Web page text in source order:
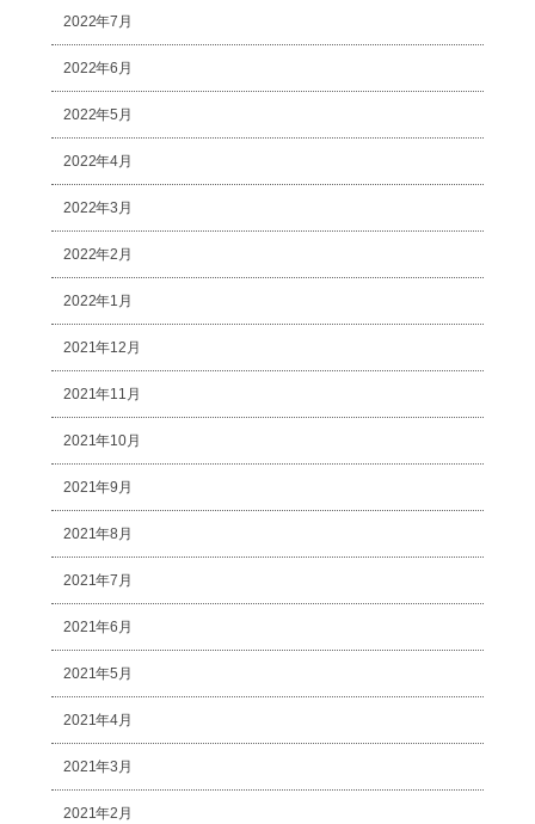
2022年7月
2022年6月
2022年5月
2022年4月
2022年3月
2022年2月
2022年1月
2021年12月
2021年11月
2021年10月
2021年9月
2021年8月
2021年7月
2021年6月
2021年5月
2021年4月
2021年3月
2021年2月